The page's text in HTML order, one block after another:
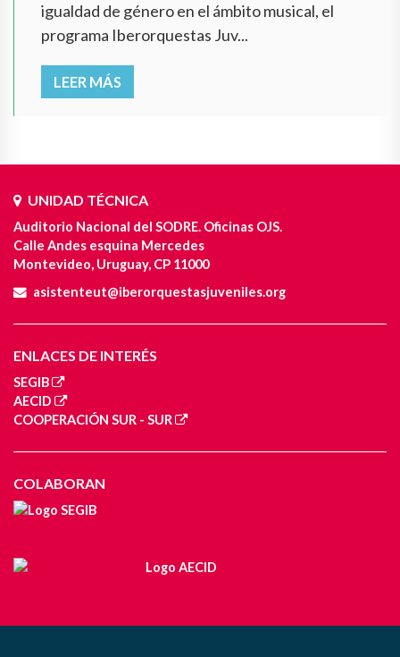
igualdad de género en el ámbito musical, el
programa Iberorquestas Juv...
LEER MÁS
UNIDAD TÉCNICA
Auditorio Nacional del SODRE. Oficinas OJS.
Calle Andes esquina Mercedes
Montevideo, Uruguay, CP 11000
asistenteut@iberorquestasjuveniles.org
ENLACES DE INTERÉS
SEGIB
AECID
COOPERACIÓN SUR - SUR
COLABORAN